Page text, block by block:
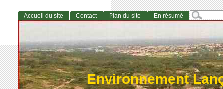
Environnement
Accueil du site Contact Plan du site En résumé